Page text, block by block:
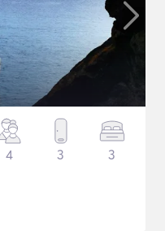
4 3 3